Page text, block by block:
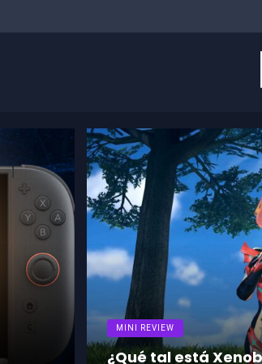
¿Vale la pena